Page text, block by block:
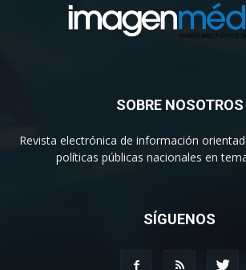
SOBRE NOSOTROS
Revista electrónica de información
políticas públicas nacionales en
SÍGUENOS